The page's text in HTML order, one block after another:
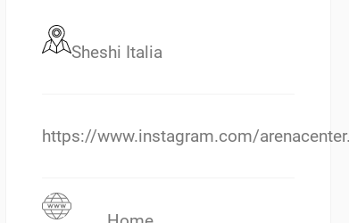
Sheshi Italia
https://www.instagram.com/